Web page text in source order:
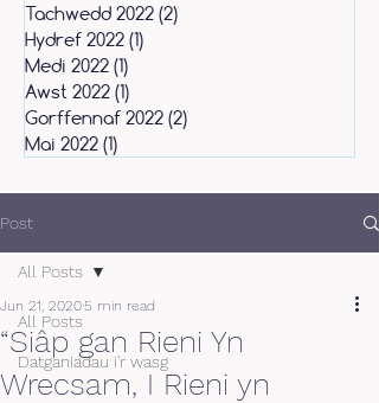
Tachwedd 2022 (2)
Hydref 2022 (1)
Medi 2022 (1)
Awst 2022 (1)
Gorffennaf 2022 (2)
Mai 2022 (1)
Post
All Posts
Datganiadau i'r wasg
All Posts
“Siâp gan Rieni Yn
Wrecsam, I Rieni yn
Jun 21, 20205 min read